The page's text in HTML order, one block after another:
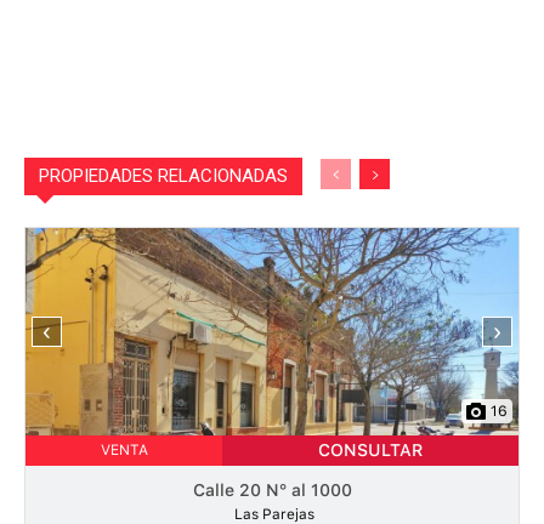
PROPIEDADES RELACIONADAS
‹ ›
16
VENTA CONSULTAR
Calle 20 N° al 1000
Las Parejas